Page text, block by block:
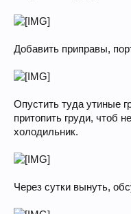
Добавить приправы,
Опустить туда утиные
притопить груди, чтоб
холодильник.
Через сутки вынуть,